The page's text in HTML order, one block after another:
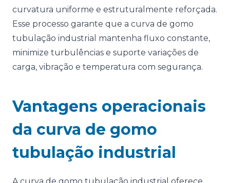
curvatura uniforme e estruturalmente reforçada.
Esse processo garante que a curva de gomo
tubulação industrial mantenha fluxo constante,
minimize turbulências e suporte variações de
carga, vibração e temperatura com segurança.
Vantagens operacionais
da curva de gomo
tubulação industrial